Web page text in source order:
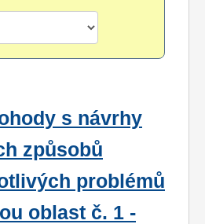
s návrhy
způsobů
problémů
oblast č. 1 -